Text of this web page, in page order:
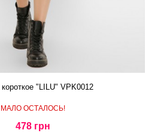
"LILU" VPK0012
МАЛО ОСТАЛОСЬ!
478 грн